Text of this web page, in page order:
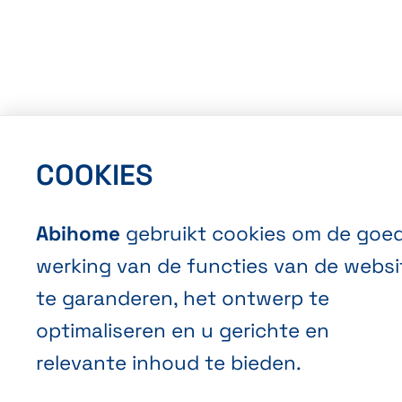
COOKIES
Abihome gebruikt cookies om de
werking van de functies van de
te garanderen, het ontwerp te
optimaliseren en u gerichte en
relevante inhoud te bieden.